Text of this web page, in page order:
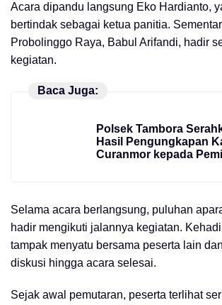
Acara dipandu langsung Eko Hardianto,
bertindak sebagai ketua panitia.
Probolinggo Raya, Babul Arifandi, hadir
kegiatan.
Baca Juga:
Polsek Tambora
Hasil Pengungkapan
Curanmor kepada
Selama acara berlangsung, puluhan
hadir mengikuti jalannya kegiatan.
tampak menyatu bersama peserta lain
diskusi hingga acara selesai.
Sejak awal pemutaran, peserta terlihat